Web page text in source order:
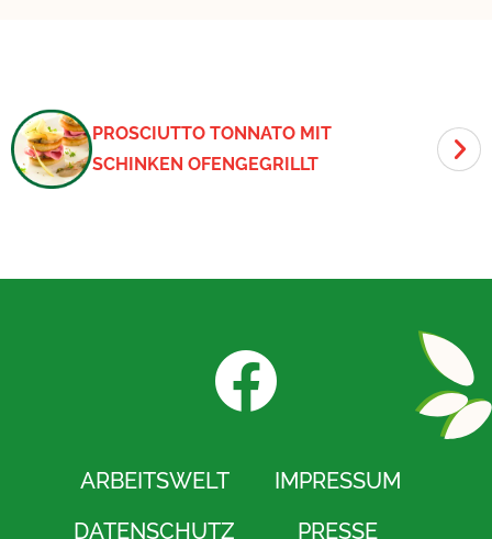
PROSCIUTTO TONNATO MIT
SCHINKEN OFENGEGRILLT
F
c
ARBEITSWELT
IMPRESSUM
DATENSCHUTZ
PRESSE